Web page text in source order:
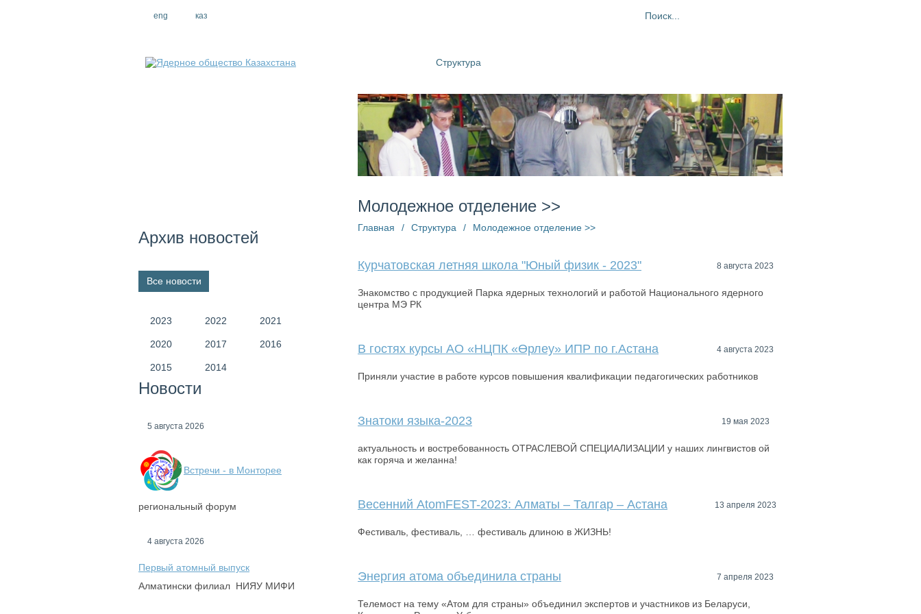
eng каз
Архив новостей
Все новости
2023 2022 2021
2020 2017 2016
2015 2014
Новости
5 августа 2026
Встречи - в Монторее
региональный форум
4 августа 2026
Первый атомный выпуск
Алматински филиал НИЯУ МИФИ
Структура
Молодежное отделение >>
Главная / Структура / Молодежное отделение >>
Курчатовская летняя школа "Юный физик - 2023" 8 августа 2023
Знакомство с продукцией Парка ядерных технологий и работой Национального ядерного
центра МЭ РК
В гостях курсы АО «НЦПК «Өрлеу» ИПР по г.Астана 4 августа 2023
Приняли участие в работе курсов повышения квалификации педагогических работников
Знатоки языка-2023 19 мая 2023
актуальность и востребованность ОТРАСЛЕВОЙ СПЕЦИАЛИЗАЦИИ у наших лингвистов ой
как горяча и желанна!
Весенний AtomFEST-2023: Алматы – Талгар – Астана 13 апреля 2023
Фестиваль, фестиваль, … фестиваль длиною в ЖИЗНЬ!
Энергия атома объединила страны 7 апреля 2023
Телемост на тему «Атом для страны» объединил экспертов и участников из Беларуси,